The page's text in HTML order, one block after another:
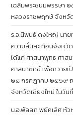
เฉลิมพระชนมพรรษา
หลวงราชพฤกษ์ จังหวั
ร.อ.นิพนธ์ ดงใหญ่ นา
ความสั่นสะเทือนจังหวั
ได้แก่ ศาสนาพุทธ ศา
ศาสนาซิกข์ เพื่อถวายเ
๒๘ กรกฎาคม ๒๕๖๙
จังหวัดเชียงใหม่ ในวั
น.อ.พัลลภ พยัคเลิศ หัว